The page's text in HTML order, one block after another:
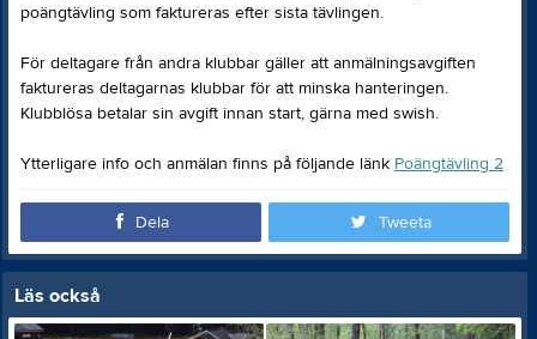
poängtävling som faktureras efter sista tävlingen.
För deltagare från andra klubbar gäller att anmälningsavgiften
faktureras deltagarnas klubbar för att minska hanteringen.
Klubblösa betalar sin avgift innan start, gärna med swish.
Ytterligare info och anmälan finns på följande länk Poängtävling 2
Dela Tweeta
Läs också